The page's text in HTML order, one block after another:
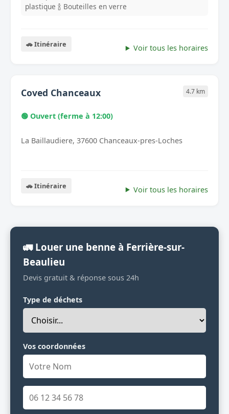
plastique 🍾 Bouteilles en verre
🚗 Itinéraire Voir tous les horaires
Coved Chanceaux 4.7 km
🟢 Ouvert (ferme à 12:00)
La Baillaudiere, 37600 Chanceaux-pres-Loches
🚗 Itinéraire Voir tous les horaires
🚛 Louer une benne à Ferrière-sur-
Beaulieu
Devis gratuit & réponse sous 24h
Type de déchets
Vos coordonnées